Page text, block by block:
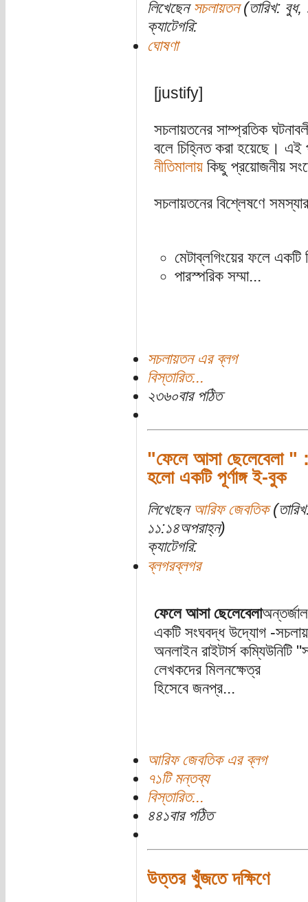
লিখেছেন সচলায়তন(তারিখ: বুধ,
ক্যাটেগরি:
ঘোষণা
[justify]
সচলায়তনের সাম্প্রতিক
বলে চিহ্নিত করা হয়েছে।
নীতিমালায়কিছু প্রয়োজনীয়
সচলায়তনের বিশ্লেষণে
মেটাব্লগিংয়ের ফলে একটি
পারস্পরিক সম্মা...
সচলায়তন এর ব্লগ
বিস্তারিত...
২৩৬০বার পঠিত
"ফেলে আসা ছেলেবেলা "
হলো একটি পূর্ণাঙ্গ ই-বুক
লিখেছেন আরিফ জেবতিক
১১:১৪অপরাহ্ন)
ক্যাটেগরি:
ব্লগরব্লগর
ফেলে আসা ছেলেবেলা
একটি সংঘবদ্ধ উদ্যোগ -
অনলাইন রাইটার্স কম্যিউনিটি
লেখকদের মিলনক্ষেত্র
হিসেবে জনপ্র...
আরিফ জেবতিক এর ব্লগ
৭১টি মন্তব্য
বিস্তারিত...
৪৪১বার পঠিত
উত্তর খুঁজতে দক্ষিণে